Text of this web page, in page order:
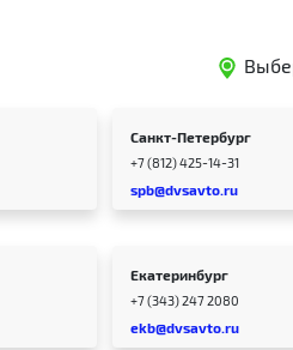
Санкт-Петербург
+7 (812) 425-14-31
spb@dvsavto.ru
Екатеринбург
+7 (343) 247 2080
ekb@dvsavto.ru